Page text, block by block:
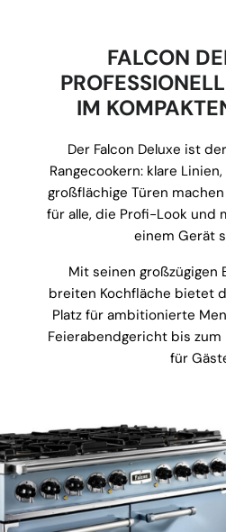
FALCON
IM
Der Falcon Deluxe ist
Rangecookern: klare
großflächige Türen
für alle, die Profi-Look und
einem Gerät
Mit seinen großzügigen
breiten Kochfläche bietet
Platz für ambitionierte
Feierabendgericht bis zum
für